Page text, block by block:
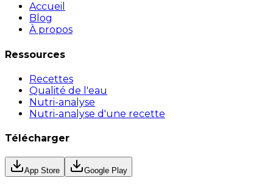
Accueil
Blog
À propos
Ressources
Recettes
Qualité de l'eau
Nutri-analyse
Nutri-analyse d'une recette
Télécharger
App Store Google Play